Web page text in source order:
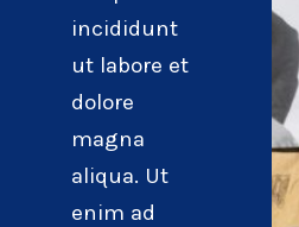
incididunt
ut labore et
dolore
magna
aliqua. Ut
enim ad